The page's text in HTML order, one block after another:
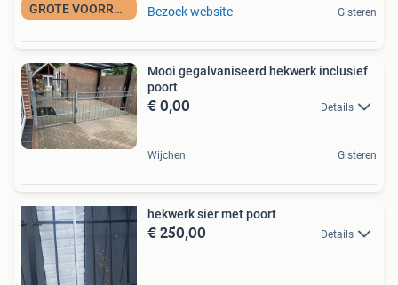
GROTE VOORRAAD Bezoek website Gisteren
Mooi gegalvaniseerd hekwerk inclusief
poort
€ 0,00 Details
Wijchen Gisteren
hekwerk sier met poort
€ 250,00 Details